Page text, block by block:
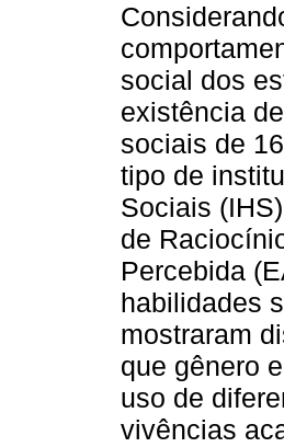
social dos
existência
sociais de
tipo de
Sociais
de
Percebida
habilidades
mostraram
que gênero
uso de
vivências